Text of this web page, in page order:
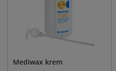
Mediwax krem